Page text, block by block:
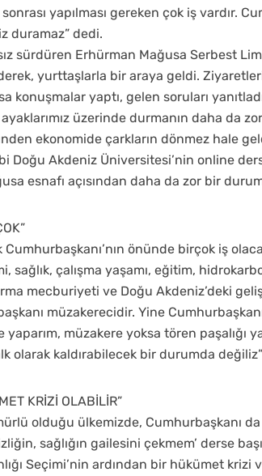
yapılması gereken çok iş vardır.
duramaz” dedi.
sürdüren Erhürman Mağusa Serbest
yurttaşlarla bir araya geldi.
konuşmalar yaptı, gelen soruları
üzerinde durmanın daha da
ekonomide çarkların dönmez hale
Doğu Akdeniz Üniversitesi’nin online
esnafı açısından daha da zor bir
Cumhurbaşkanı’nın önünde birçok iş
sağlık, çalışma yaşamı, eğitim,
mecburiyeti ve Doğu Akdeniz’deki
müzakerecidir. Yine
yaparım, müzakere yoksa tören paşalığı
olarak kaldırabilecek bir durumda
KRİZİ OLABİLİR”
olduğu ülkemizde, Cumhurbaşkanı da
sağlığın gailesini çekmem’ derse
Seçimi’nin ardından bir hükümet krizi